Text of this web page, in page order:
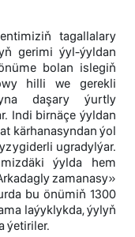
tagallalary
gerimi ýyl-ýyldan
bolan islegiň
hilli we gerekli
daşary ýurtly
Indi birnäçe ýyldan
kärhanasyndan ýol
ugradylýar.
ýylda hem
zamanasy»
bu önümiň 1300
laýyklykda, ýylyň
ýetiriler.